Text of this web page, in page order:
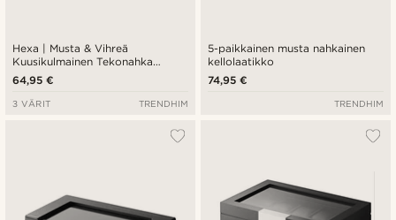
Hexa | Musta & Vihreä
Kuusikulmainen Tekonahka
Kellokotelo - 3 Kellolle
64,95 €
3 VÄRIT TRENDHIM
5-paikkainen musta nahkainen
kellolaatikko
74,95 €
TRENDHIM